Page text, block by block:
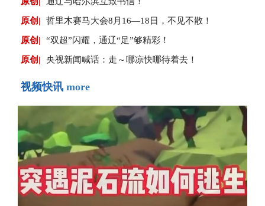
原创| 哲里木赛马大会8月16—18日，不见不散！
原创| “双超”闪耀，通辽“足”够精彩！
原创| 央视新闻喊话：走～哪凉快哪待着去！
视频快讯 more